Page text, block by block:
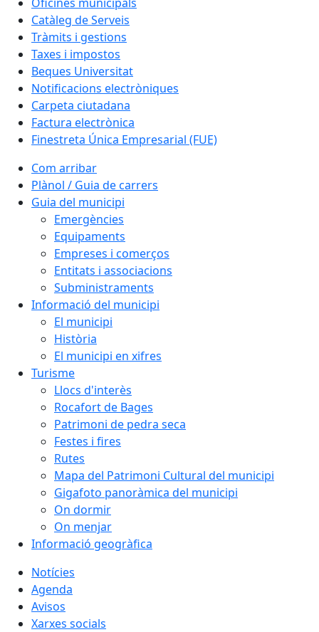
Catàleg de Serveis
Tràmits i gestions
Taxes i impostos
Beques Universitat
Notificacions electròniques
Carpeta ciutadana
Factura electrònica
Finestreta Única Empresarial (FUE)
Com arribar
Plànol / Guia de carrers
Guia del municipi
Emergències
Equipaments
Empreses i comerços
Entitats i associacions
Subministraments
Informació del municipi
El municipi
Història
El municipi en xifres
Turisme
Llocs d'interès
Rocafort de Bages
Patrimoni de pedra seca
Festes i fires
Rutes
Mapa del Patrimoni Cultural del municipi
Gigafoto panoràmica del municipi
On dormir
On menjar
Informació geogràfica
Notícies
Agenda
Avisos
Xarxes socials